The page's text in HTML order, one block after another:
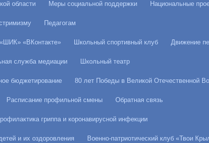
области Меры социальной поддержки Национальные
Педагогам
«ВКонтакте» Школьный спортивный клуб Движение
служба медиации Школьный театр
бюджетирование 80 лет Победы в Великой Отечественной
Расписание профильной смены Обратная связь
гриппа и коронавирусной инфекции
и их оздоровления Военно-патриотический клуб «Твои